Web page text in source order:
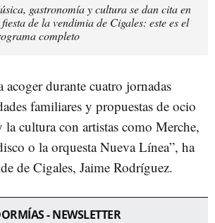
gastronomía y cultura se dan cita en
de la vendimia de Cigales: este es el
completo
acoger durante cuatro jornadas
familiares y propuestas de ocio
cultura con artistas como Merche,
o la orquesta Nueva Línea”, ha
de Cigales, Jaime Rodríguez.
- NEWSLETTER